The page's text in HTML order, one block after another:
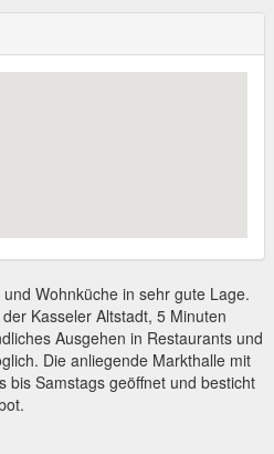
Wohnküche in sehr gute Lage.
Kasseler Altstadt, 5 Minuten
Ausgehen in Restaurants und
Die anliegende Markthalle mit
bis Samstags geöffnet und besticht